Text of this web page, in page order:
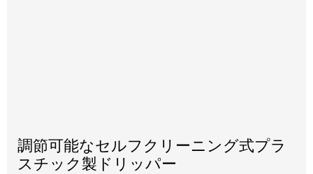
調節可能なセルフクリーニング式プラ
スチック製ドリッパー